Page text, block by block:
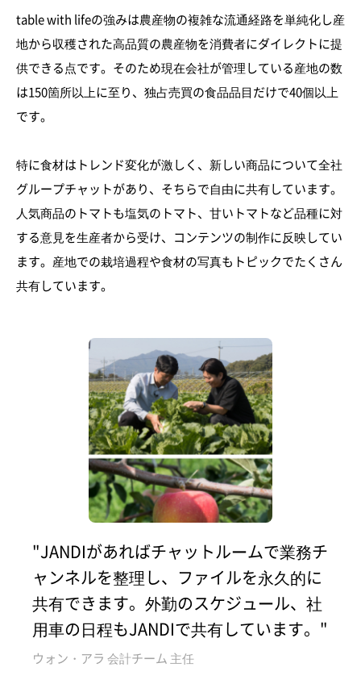
table with lifeの強みは農産物の複雑な流通経路を単純化し産
地から収穫された高品質の農産物を消費者にダイレクトに提
供できる点です。そのため現在会社が管理している産地の数
は150箇所以上に至り、独占売買の食品品目だけで40個以上
です。
特に食材はトレンド変化が激しく、新しい商品について全社
グループチャットがあり、そちらで自由に共有しています。
人気商品のトマトも塩気のトマト、甘いトマトなど品種に対
する意見を生産者から受け、コンテンツの制作に反映してい
ます。産地での栽培過程や食材の写真もトピックでたくさん
共有しています。
"JANDIがあればチャットルームで業務チ
ャンネルを整理し、ファイルを永久的に
共有できます。外勤のスケジュール、社
用車の日程もJANDIで共有しています。"
ウォン・アラ 会計チーム 主任